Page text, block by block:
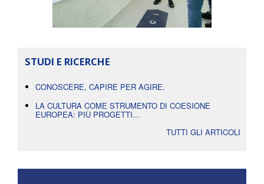
STUDI E RICERCHE
CONOSCERE, CAPIRE PER AGIRE.
LA CULTURA COME STRUMENTO DI COESIONE
EUROPEA: PIÙ PROGETTI...
TUTTI GLI ARTICOLI